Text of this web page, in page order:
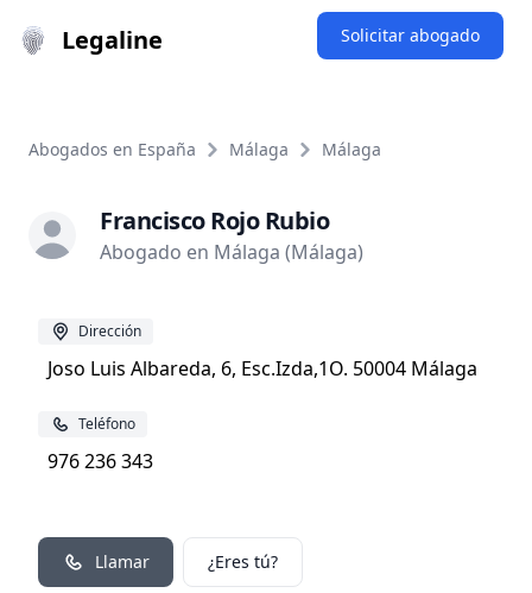
Legaline Solicitar abogado
Abogados en España Málaga Málaga
Francisco Rojo Rubio
Abogado en Málaga (Málaga)
Dirección
Joso Luis Albareda, 6, Esc.Izda,1O. 50004 Málaga
Teléfono
976 236 343
Llamar ¿Eres tú?